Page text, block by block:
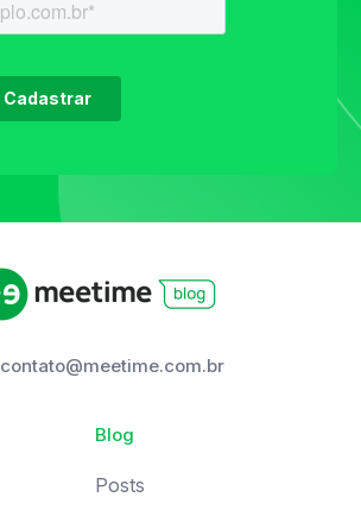
contato@meetime.com.br
Blog
Posts